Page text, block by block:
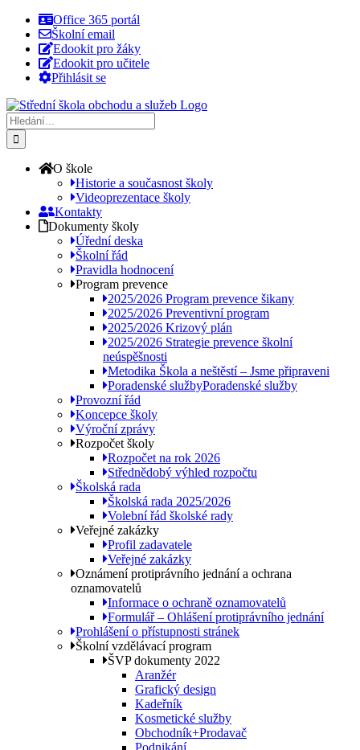
Přeskočit
obsah
Office 365 portál
Školní email
Edookit pro žáky
Edookit pro učitele
Přihlásit se
Hledat:
O škole
Historie a současnost školy
Videoprezentace školy
Kontakty
Dokumenty školy
Úřední deska
Školní řád
Pravidla hodnocení
Program prevence
2025/2026 Program prevence šikany
2025/2026 Preventivní program
2025/2026 Krizový plán
2025/2026 Strategie prevence školní
neúspěšnosti
Metodika Škola a neštěstí – Jsme připraveni
Poradenské službyPoradenské služby
Provozní řád
Koncepce školy
Výroční zprávy
Rozpočet školy
Rozpočet na rok 2026
Střednědobý výhled rozpočtu
Školská rada
Školská rada 2025/2026
Volební řád školské rady
Veřejné zakázky
Profil zadavatele
Veřejné zakázky
Oznámení protiprávního jednání a ochrana
oznamovatelů
Informace o ochraně oznamovatelů
Formulář – Ohlášení protiprávního jednání
Prohlášení o přístupnosti stránek
Školní vzdělávací program
ŠVP dokumenty 2022
Aranžér
Grafický design
Kadeřník
Kosmetické služby
Obchodník+Prodavač
Podnikání